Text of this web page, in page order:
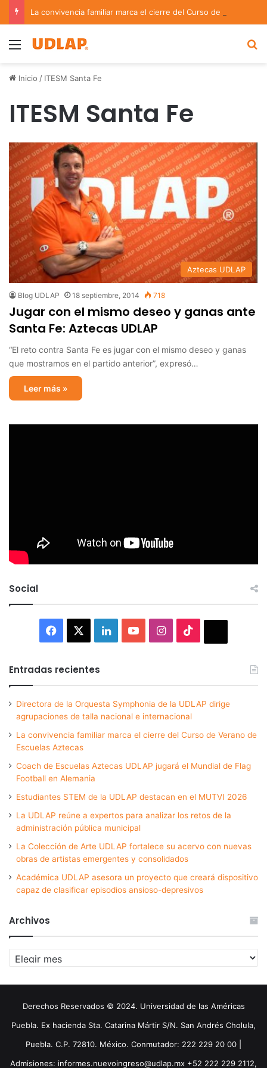
Menu
Inicio / ITESM Santa Fe
ITESM Santa Fe
Aztecas UDLAP
Blog UDLAP 18 septiembre, 2014 718
Jugar con el mismo deseo y ganas ante
Santa Fe: Aztecas UDLAP
“El reto contra Santa Fe es jugar con el mismo deseo y ganas
que mostramos en el partido anterior”, expresó…
Leer más »
Social
Facebook LinkedInYouTubeInstagram
Entradas recientes
Directora de la Orquesta Symphonia de la UDLAP dirige
agrupaciones de talla nacional e internacional
La convivencia familiar marca el cierre del Curso de Verano de
Escuelas Aztecas
Coach de Escuelas Aztecas UDLAP jugará el Mundial de Flag
Football en Alemania
Estudiantes STEM de la UDLAP destacan en el MUTVI 2026
La UDLAP reúne a expertos para analizar los retos de la
administración pública municipal
La Colección de Arte UDLAP fortalece su acervo con nuevas
obras de artistas emergentes y consolidados
Académica UDLAP asesora un proyecto que creará dispositivo
capaz de clasificar episodios ansioso-depresivos
Archivos
Archivos
Derechos Reservados © 2024. Universidad de las Américas
Puebla. Ex hacienda Sta. Catarina Mártir S/N. San Andrés Cholula,
Puebla. C.P. 72810. México. Conmutador: 222 229 20 00 |
Admisiones: informes.nuevoingreso@udlap.mx +52 222 229 2112,